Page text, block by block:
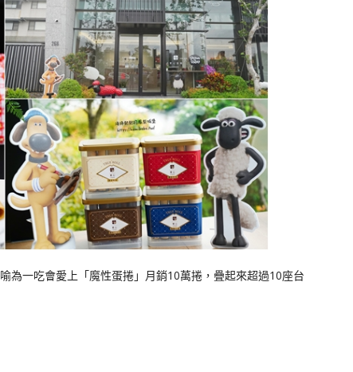
為一吃會愛上「魔性蛋捲」月銷10萬捲，疊起來超過10座台